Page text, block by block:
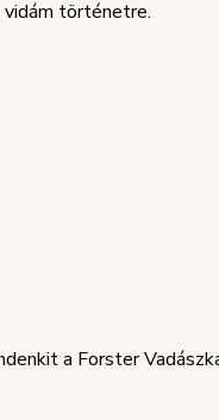
vidám történetre.
a Forster